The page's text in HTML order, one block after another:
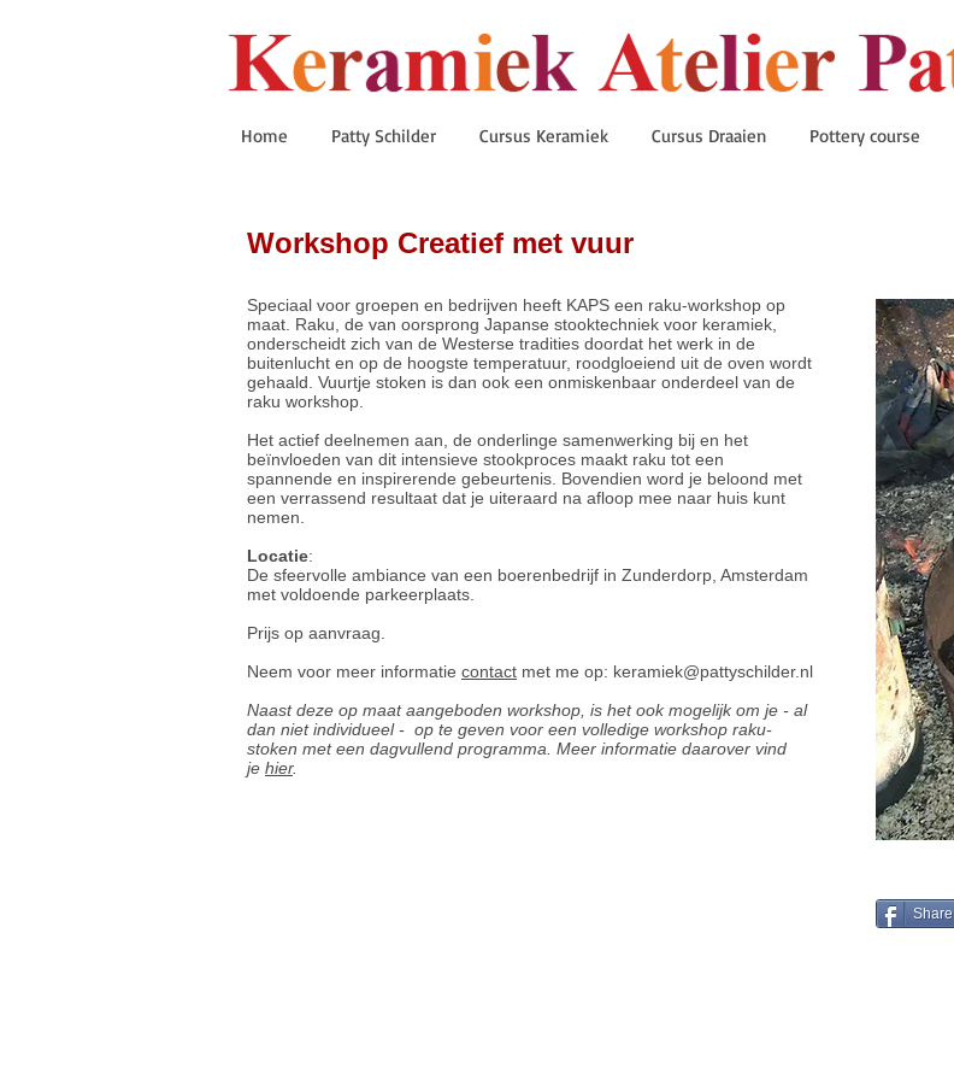
Home Patty Schilder Cursus Keramiek Cursus Draaien Pottery course
Workshop Creatief met vuur
Speciaal voor groepen en bedrijven heeft KAPS een raku-workshop op
maat. Raku, de van oorsprong Japanse stooktechniek voor keramiek,
onderscheidt zich van de Westerse tradities doordat het werk in de
buitenlucht en op de hoogste temperatuur, roodgloeiend uit de oven wordt
gehaald. Vuurtje stoken is dan ook een onmiskenbaar onderdeel van de
raku workshop.
Het actief deelnemen aan, de onderlinge samenwerking bij en het
beïnvloeden van dit intensieve stookproces maakt raku tot een
spannende en inspirerende gebeurtenis. Bovendien word je beloond met
een verrassend resultaat dat je uiteraard na afloop mee naar huis kunt
nemen.
Locatie:
De sfeervolle ambiance van een boerenbedrijf in Zunderdorp, Amsterdam
met voldoende parkeerplaats.
Prijs op aanvraag.
Neem voor meer informatie contact met me op: keramiek@pattyschilder.nl
Naast deze op maat aangeboden workshop, is het ook mogelijk om je - al
dan niet individueel - op te geven voor een volledige workshop raku-
stoken met een dagvullend programma. Meer informatie daarover vind
je hier.
Share